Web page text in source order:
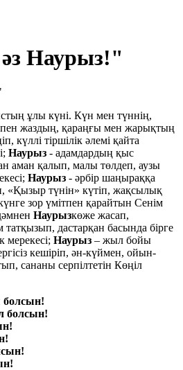
Наурыз!"
ұлы күні. Күн мен түннің,
жаздың, қараңғы мен жарықтың
күллі тіршілік әлемі қайта
Наурыз - адамдардың қыс
аман қалып, малы төлдеп, аузы
Наурыз - әрбір шаңыраққа
түнін» күтіп, жақсылық
зор үмітпен қарайтын Сенім
Наурызкөже жасап,
татқызып, дастарқан басында бірге
мерекесі; Наурыз – жыл бойы
кешіріп, ән-күймен, ойын-
сананы серпілтетін Көңіл
болсын!
болсын!